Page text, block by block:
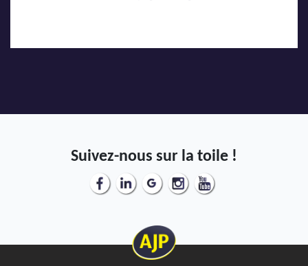
Suivez-nous sur la toile !